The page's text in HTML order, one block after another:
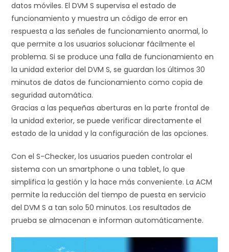
datos móviles. El DVM S supervisa el estado de
funcionamiento y muestra un código de error en
respuesta a las señales de funcionamiento anormal, lo
que permite a los usuarios solucionar fácilmente el
problema. Si se produce una falla de funcionamiento en
la unidad exterior del DVM S, se guardan los últimos 30
minutos de datos de funcionamiento como copia de
seguridad automática.
Gracias a las pequeñas aberturas en la parte frontal de
la unidad exterior, se puede verificar directamente el
estado de la unidad y la configuración de las opciones.
Con el S-Checker, los usuarios pueden controlar el
sistema con un smartphone o una tablet, lo que
simplifica la gestión y la hace más conveniente. La ACM
permite la reducción del tiempo de puesta en servicio
del DVM S a tan solo 50 minutos. Los resultados de
prueba se almacenan e informan automáticamente.